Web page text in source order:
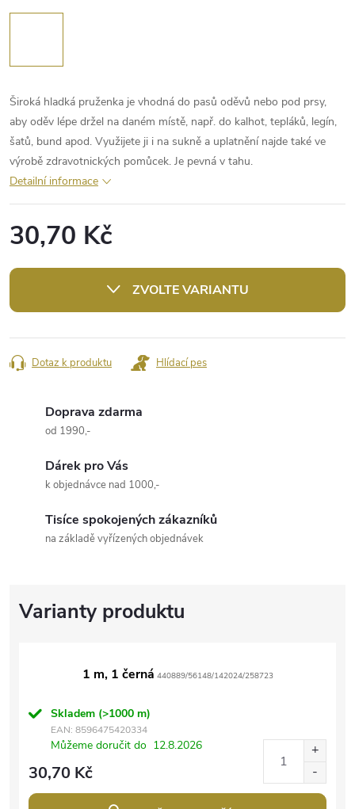
Široká hladká pruženka je vhodná do pasů oděvů nebo pod prsy,
aby oděv lépe držel na daném místě, např. do kalhot, tepláků, legín,
šatů, bund apod. Využijete ji i na sukně a uplatnění najde také ve
výrobě zdravotnických pomůcek. Je pevná v tahu.
Detailní informace
30,70 Kč
cena:
ZVOLTE VARIANTU
Dotaz k produktu Hlídací pes
Doprava zdarma
od 1990,-
Dárek pro Vás
k objednávce nad 1000,-
Tisíce spokojených zákazníků
na základě vyřízených objednávek
1 m, 1 černá 440889/56148/142024/258723
Skladem (>1000 m)
EAN: 8596475420334
Můžeme doručit do 12.8.2026
30,70 Kč